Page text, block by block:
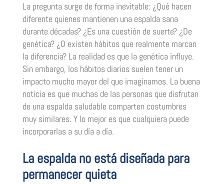
La pregunta surge de forma inevitable: ¿Qué hacen
diferente quienes mantienen una espalda sana
durante décadas? ¿Es una cuestión de suerte? ¿De
genética? ¿O existen hábitos que realmente marcan
la diferencia? La realidad es que la genética influye.
Sin embargo, los hábitos diarios suelen tener un
impacto mucho mayor del que imaginamos. La buena
noticia es que muchas de las personas que disfrutan
de una espalda saludable comparten costumbres
muy similares. Y lo mejor es que cualquiera puede
incorporarlas a su día a día.
La espalda no está diseñada para
permanecer quieta